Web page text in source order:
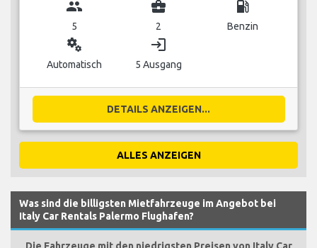
group
5
business_center
2
local_gas_station
Benzin
miscellaneous_services
Automatisch
login
5 Ausgang
DETAILS ANZEIGEN...
ALLES ANZEIGEN
Was sind die billigsten Mietfahrzeuge im Angebot bei
Italy Car Rentals Palermo Flughafen?
Die Fahrzeuge mit den niedrigsten Preisen von Italy Car